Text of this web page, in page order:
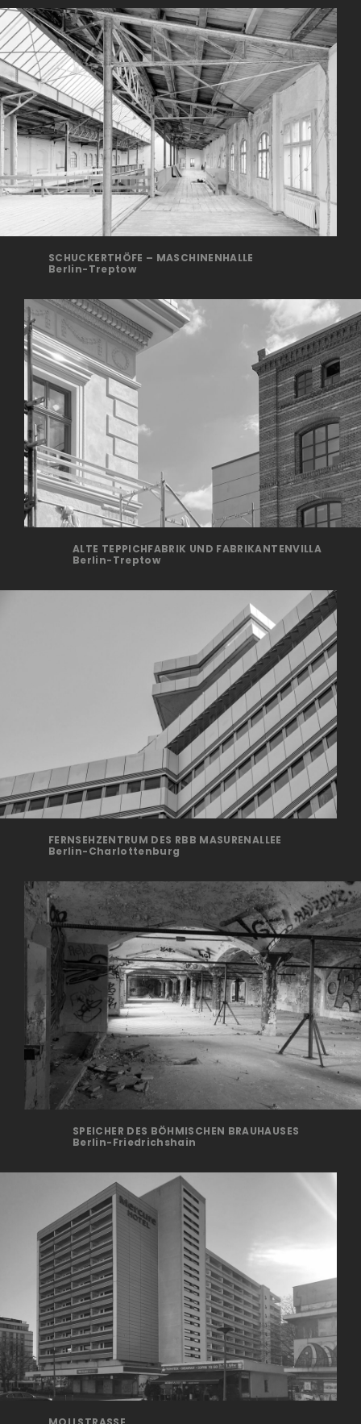
SCHUCKERTHÖFE – MASCHINENHALLE
Berlin-Treptow
ALTE TEPPICHFABRIK UND FABRIKANTENVILLA
Berlin-Treptow
FERNSEHZENTRUM DES RBB MASURENALLEE
Ber­lin-Charlottenburg
SPEICHER DES BÖHMISCHEN BRAUHAUSES
Berlin-Friedrichshain